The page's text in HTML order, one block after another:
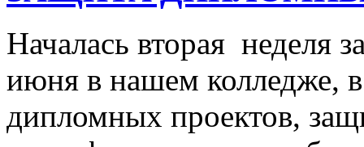
Началась вторая неделя
июня в нашем колледже,
дипломных проектов,